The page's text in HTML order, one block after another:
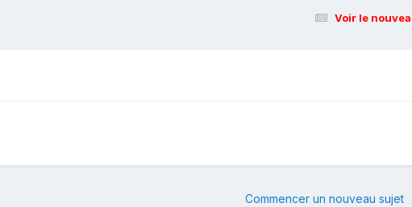
Voir le
Commencer un nouveau sujet